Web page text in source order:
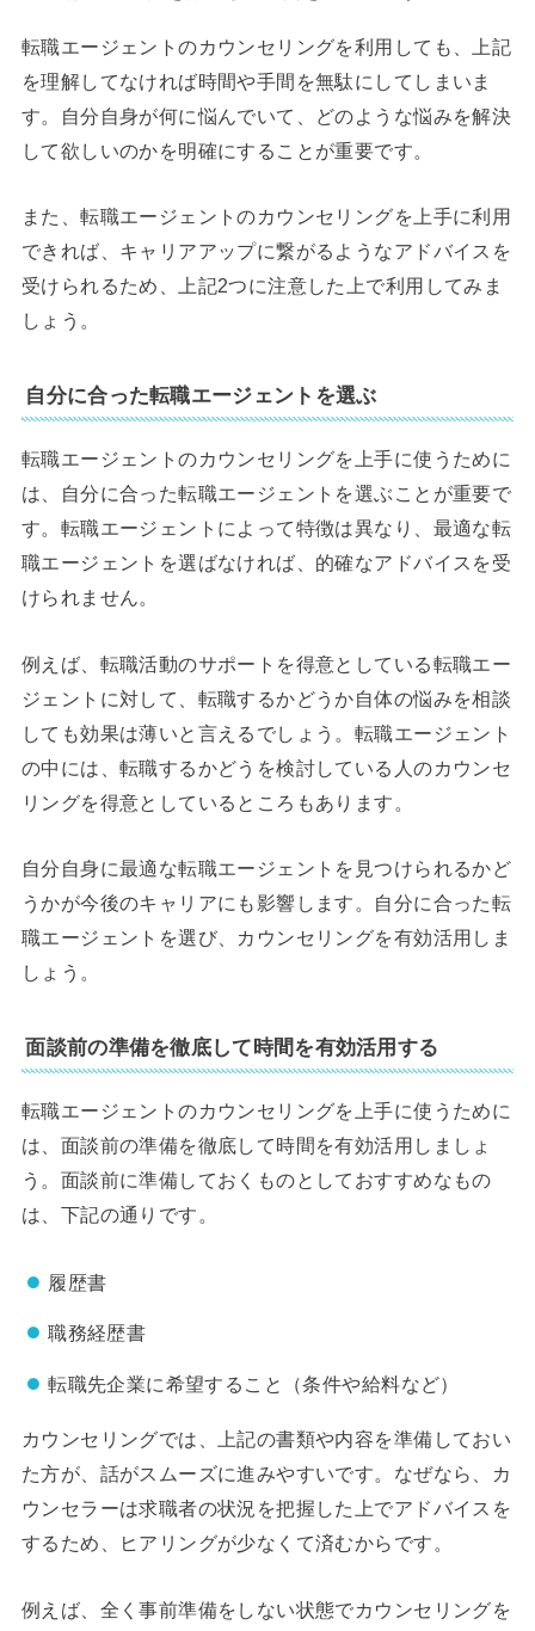
転職エージェントのカウンセリングを利用しても、上記
を理解してなければ時間や手間を無駄にしてしまいま
す。自分自身が何に悩んでいて、どのような悩みを解決
して欲しいのかを明確にすることが重要です。
また、転職エージェントのカウンセリングを上手に利用
できれば、キャリアアップに繋がるようなアドバイスを
受けられるため、上記2つに注意した上で利用してみま
しょう。
自分に合った転職エージェントを選ぶ
転職エージェントのカウンセリングを上手に使うために
は、自分に合った転職エージェントを選ぶことが重要で
す。転職エージェントによって特徴は異なり、最適な転
職エージェントを選ばなければ、的確なアドバイスを受
けられません。
例えば、転職活動のサポートを得意としている転職エー
ジェントに対して、転職するかどうか自体の悩みを相談
しても効果は薄いと言えるでしょう。転職エージェント
の中には、転職するかどうを検討している人のカウンセ
リングを得意としているところもあります。
自分自身に最適な転職エージェントを見つけられるかど
うかが今後のキャリアにも影響します。自分に合った転
職エージェントを選び、カウンセリングを有効活用しま
しょう。
面談前の準備を徹底して時間を有効活用する
転職エージェントのカウンセリングを上手に使うために
は、面談前の準備を徹底して時間を有効活用しましょ
う。面談前に準備しておくものとしておすすめなもの
は、下記の通りです。
履歴書
職務経歴書
転職先企業に希望すること（条件や給料など）
カウンセリングでは、上記の書類や内容を準備しておい
た方が、話がスムーズに進みやすいです。なぜなら、カ
ウンセラーは求職者の状況を把握した上でアドバイスを
するため、ヒアリングが少なくて済むからです。
例えば、全く事前準備をしない状態でカウンセリングを